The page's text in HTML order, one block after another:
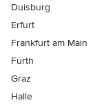
Duisburg
Erfurt
Frankfurt am Main
Fürth
Graz
Halle